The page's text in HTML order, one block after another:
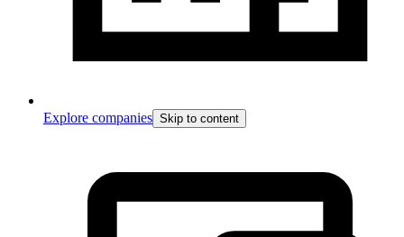
Explore companies Skip to content